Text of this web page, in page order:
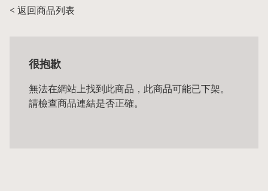
< 返回商品列表
很抱歉
無法在網站上找到此商品，此商品可能已下架。
請檢查商品連結是否正確。